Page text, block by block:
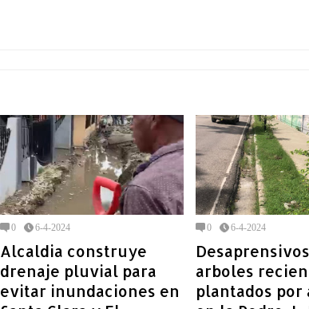
0 6-4-2024
Alcaldia construye
drenaje pluvial para
evitar inundaciones en
0 6-4-2024
arboles recien
plantados por